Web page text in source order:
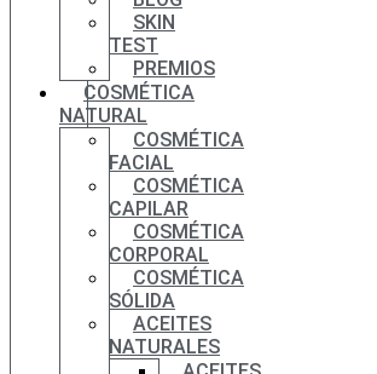
SKIN
TEST
PREMIOS
COSMÉTICA
NATURAL
COSMÉTICA
FACIAL
COSMÉTICA
CAPILAR
COSMÉTICA
CORPORAL
COSMÉTICA
SÓLIDA
ACEITES
NATURALES